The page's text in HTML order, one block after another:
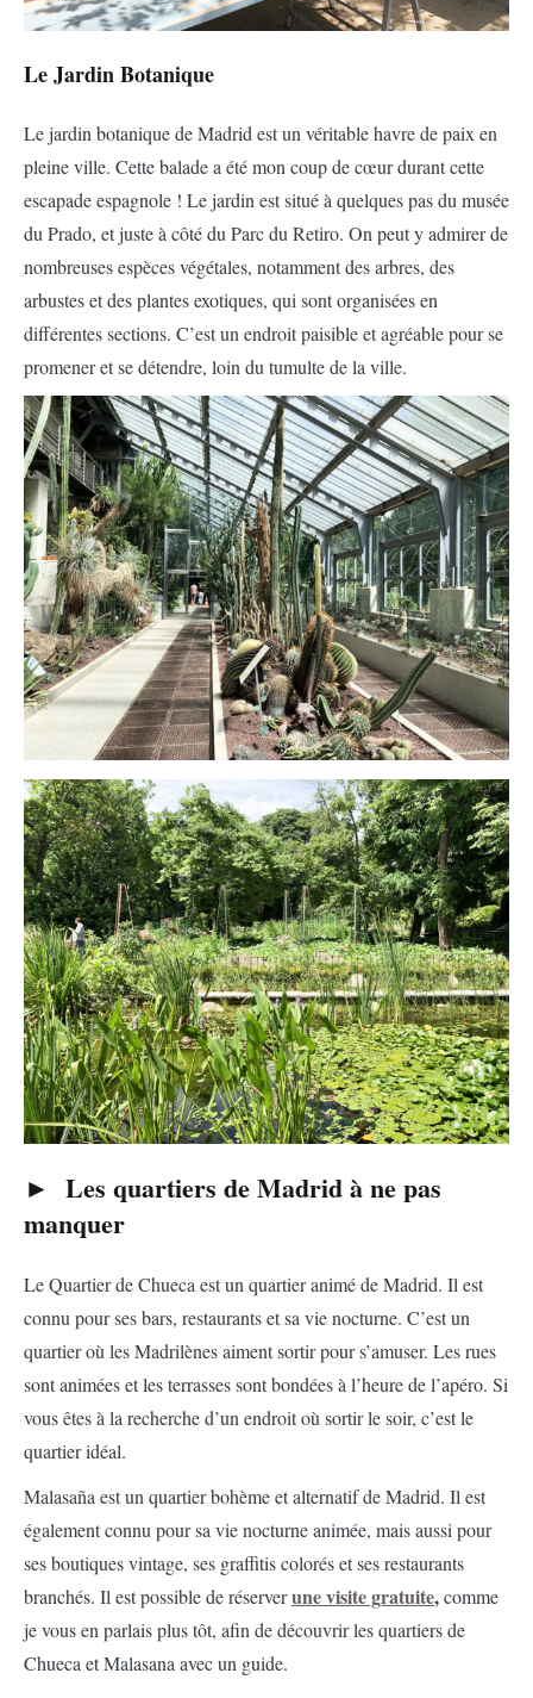
Le Jardin Botanique
Le jardin botanique de Madrid est un véritable havre de paix en
pleine ville. Cette balade a été mon coup de cœur durant cette
escapade espagnole ! Le jardin est situé à quelques pas du musée
du Prado, et juste à côté du Parc du Retiro. On peut y admirer de
nombreuses espèces végétales, notamment des arbres, des
arbustes et des plantes exotiques, qui sont organisées en
différentes sections. C’est un endroit paisible et agréable pour se
promener et se détendre, loin du tumulte de la ville.
► Les quartiers de Madrid à ne pas
manquer
Le Quartier de Chueca est un quartier animé de Madrid. Il est
connu pour ses bars, restaurants et sa vie nocturne. C’est un
quartier où les Madrilènes aiment sortir pour s’amuser. Les rues
sont animées et les terrasses sont bondées à l’heure de l’apéro. Si
vous êtes à la recherche d’un endroit où sortir le soir, c’est le
quartier idéal.
Malasaña est un quartier bohème et alternatif de Madrid. Il est
également connu pour sa vie nocturne animée, mais aussi pour
ses boutiques vintage, ses graffitis colorés et ses restaurants
branchés. Il est possible de réserverune visite gratuite,comme
je vous en parlais plus tôt, afin de découvrir les quartiers de
Chueca et Malasana avec un guide.